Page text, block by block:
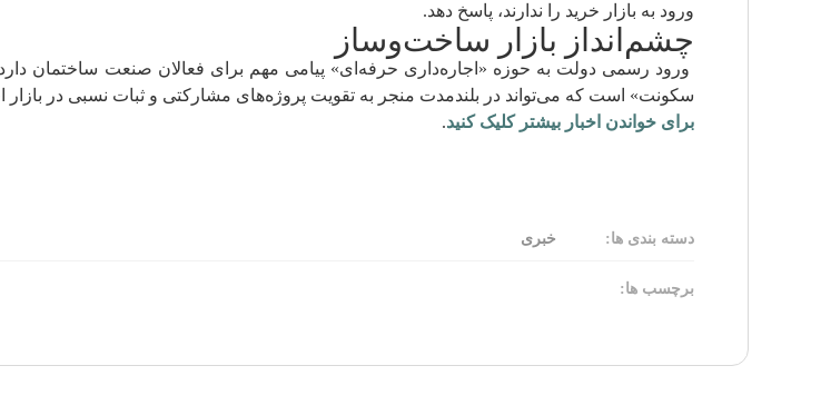
ورود به بازار خرید را ندارند، پاسخ دهد.
چشم‌انداز بازار ساخت‌وساز
ورود رسمی دولت به حوزه «اجاره‌داری حرفه‌ای» پیامی مهم برای فعالان صنعت ساختمان
سکونت» است که می‌تواند در بلندمدت منجر به تقویت پروژه‌های مشارکتی و ثبات نسبی در بازار
برای خواندن اخبار بیشتر کلیک کنید.
دسته بندی ها: خبری
برچسب ها: